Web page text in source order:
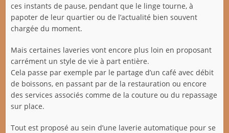
ces instants de pause, pendant que le linge tourne, à
papoter de leur quartier ou de l’actualité bien souvent
chargée du moment.
Mais certaines laveries vont encore plus loin en proposant
carrément un style de vie à part entière.
Cela passe par exemple par le partage d’un café avec débit
de boissons, en passant par de la restauration ou encore
des services associés comme de la couture ou du repassage
sur place.
Tout est proposé au sein d’une laverie automatique pour se